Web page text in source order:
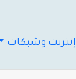
إنترنت وشبكات